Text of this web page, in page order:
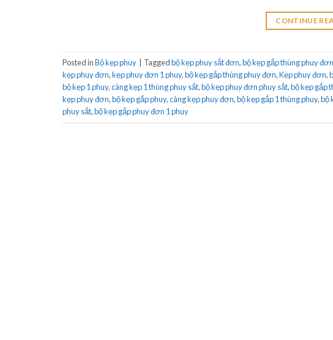
CONTINUE
Posted inBộ kẹp phuy Taggedbộ kẹp phuy sắt đơn,bộ kẹp gắp thùng phuy
kẹp phuy đơn,kẹp phuy đơn 1 phuy,bộ kẹp gắp thùng phuy đơn,Kẹp phuy đơn,
bộ kẹp 1 phuy,càng kẹp 1 thùng phuy sắt,bộ kẹp phuy đơn phuy sắt,bộ kẹp gắp
kẹp phuy đơn,bộ kẹp gắp phuy,càng kẹp phuy đơn,bộ kẹp gắp 1 thùng phuy,bộ
phuy sắt,bộ kẹp gắp phuy đơn 1 phuy